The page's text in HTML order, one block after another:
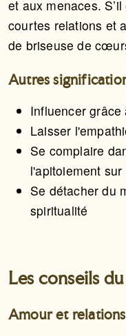
et aux menaces.
courtes relations et
de briseuse de
Autres
Influencer
Laisser
Se complaire
l'apitoiement sur
Se détacher du
spiritualité
Les conseils
Amour et relations